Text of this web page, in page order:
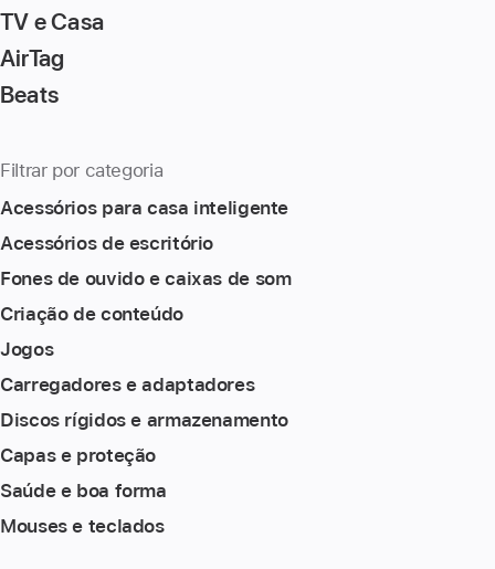
TV e Casa
AirTag
Beats
Filtrar por categoria
Acessórios para casa inteligente
Acessórios de escritório
Fones de ouvido e caixas de som
Criação de conteúdo
Jogos
Carregadores e adaptadores
Discos rígidos e armazenamento
Capas e proteção
Saúde e boa forma
Mouses e teclados